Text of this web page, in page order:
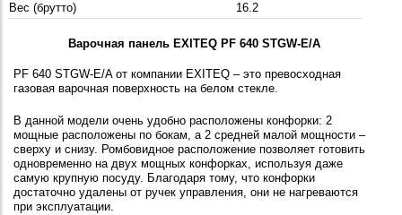
Вес (брутто)
16.2
Варочная панель EXITEQ PF 640 STGW-E/A
PF 640 STGW-E/A от компании EXITEQ – это превосходная
газовая варочная поверхность на белом стекле.
В данной модели очень удобно расположены конфорки: 2
мощные расположены по бокам, а 2 средней малой мощности –
сверху и снизу. Ромбовидное расположение позволяет готовить
одновременно на двух мощных конфорках, используя даже
самую крупную посуду. Благодаря тому, что конфорки
достаточно удалены от ручек управления, они не нагреваются
при эксплуатации.